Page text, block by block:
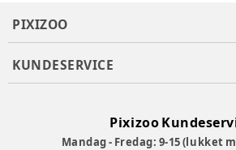
PIXIZOO
KUNDESERVICE
Pixizoo
Mandag - Fredag: 9-15 (lukket